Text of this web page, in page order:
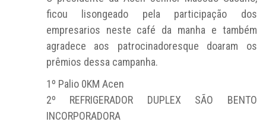
ficou lisongeado pela participação dos
empresarios neste café da manha e também
agradece aos patrocinadoresque doaram os
prêmios dessa campanha.
1º Palio 0KM Acen
2º REFRIGERADOR DUPLEX SÃO BENTO
INCORPORADORA